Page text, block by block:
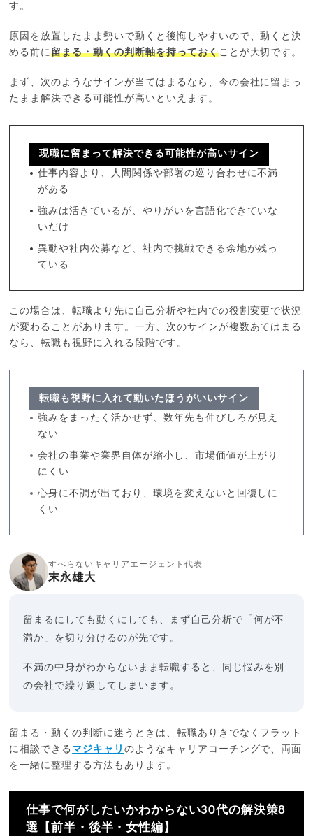
す。
原因を放置したまま勢いで動くと後悔しやすいので、動くと決
める前に留まる・動くの判断軸を持っておくことが大切です。
まず、次のようなサインが当てはまるなら、今の会社に留まっ
たまま解決できる可能性が高いといえます。
現職に留まって解決できる可能性が高いサイン
仕事内容より、人間関係や部署の巡り合わせに不満
がある
強みは活きているが、やりがいを言語化できていな
いだけ
異動や社内公募など、社内で挑戦できる余地が残っ
ている
この場合は、転職より先に自己分析や社内での役割変更で状況
が変わることがあります。一方、次のサインが複数あてはまる
なら、転職も視野に入れる段階です。
転職も視野に入れて動いたほうがいいサイン
強みをまったく活かせず、数年先も伸びしろが見え
ない
会社の事業や業界自体が縮小し、市場価値が上がり
にくい
心身に不調が出ており、環境を変えないと回復しに
くい
すべらないキャリアエージェント代表
末永雄大
留まるにしても動くにしても、まず自己分析で「何が不
満か」を切り分けるのが先です。
不満の中身がわからないまま転職すると、同じ悩みを別
の会社で繰り返してしまいます。
留まる・動くの判断に迷うときは、転職ありきでなくフラット
に相談できる マジキャリのようなキャリアコーチングで、両面
を一緒に整理する方法もあります。
仕事で何がしたいかわからない30代の解決策8
選【前半・後半・女性編】